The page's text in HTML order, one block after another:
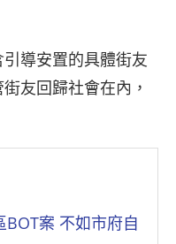
導安置的具體街友
友回歸社會在內，
案 不如市府自